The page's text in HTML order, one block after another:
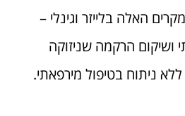
האלה בלייזר וגינלי –
ושיקום הרקמה שניזוקה
ניתוח בטיפול מירפאתי.